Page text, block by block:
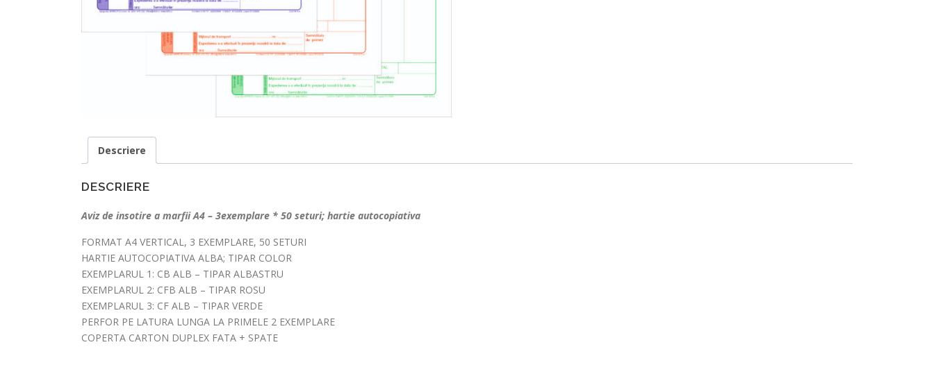
Descriere
DESCRIERE
Aviz de insotire a marfii A4 – 3exemplare * 50 seturi; hartie autocopiativa
FORMAT A4 VERTICAL, 3 EXEMPLARE, 50 SETURI
HARTIE AUTOCOPIATIVA ALBA; TIPAR COLOR
EXEMPLARUL 1: CB ALB – TIPAR ALBASTRU
EXEMPLARUL 2: CFB ALB – TIPAR ROSU
EXEMPLARUL 3: CF ALB – TIPAR VERDE
PERFOR PE LATURA LUNGA LA PRIMELE 2 EXEMPLARE
COPERTA CARTON DUPLEX FATA + SPATE